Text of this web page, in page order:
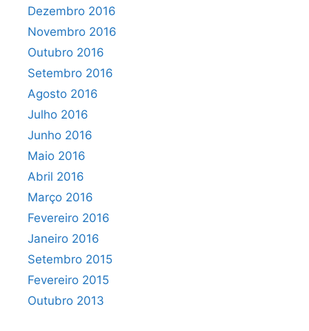
Dezembro 2016
Novembro 2016
Outubro 2016
Setembro 2016
Agosto 2016
Julho 2016
Junho 2016
Maio 2016
Abril 2016
Março 2016
Fevereiro 2016
Janeiro 2016
Setembro 2015
Fevereiro 2015
Outubro 2013